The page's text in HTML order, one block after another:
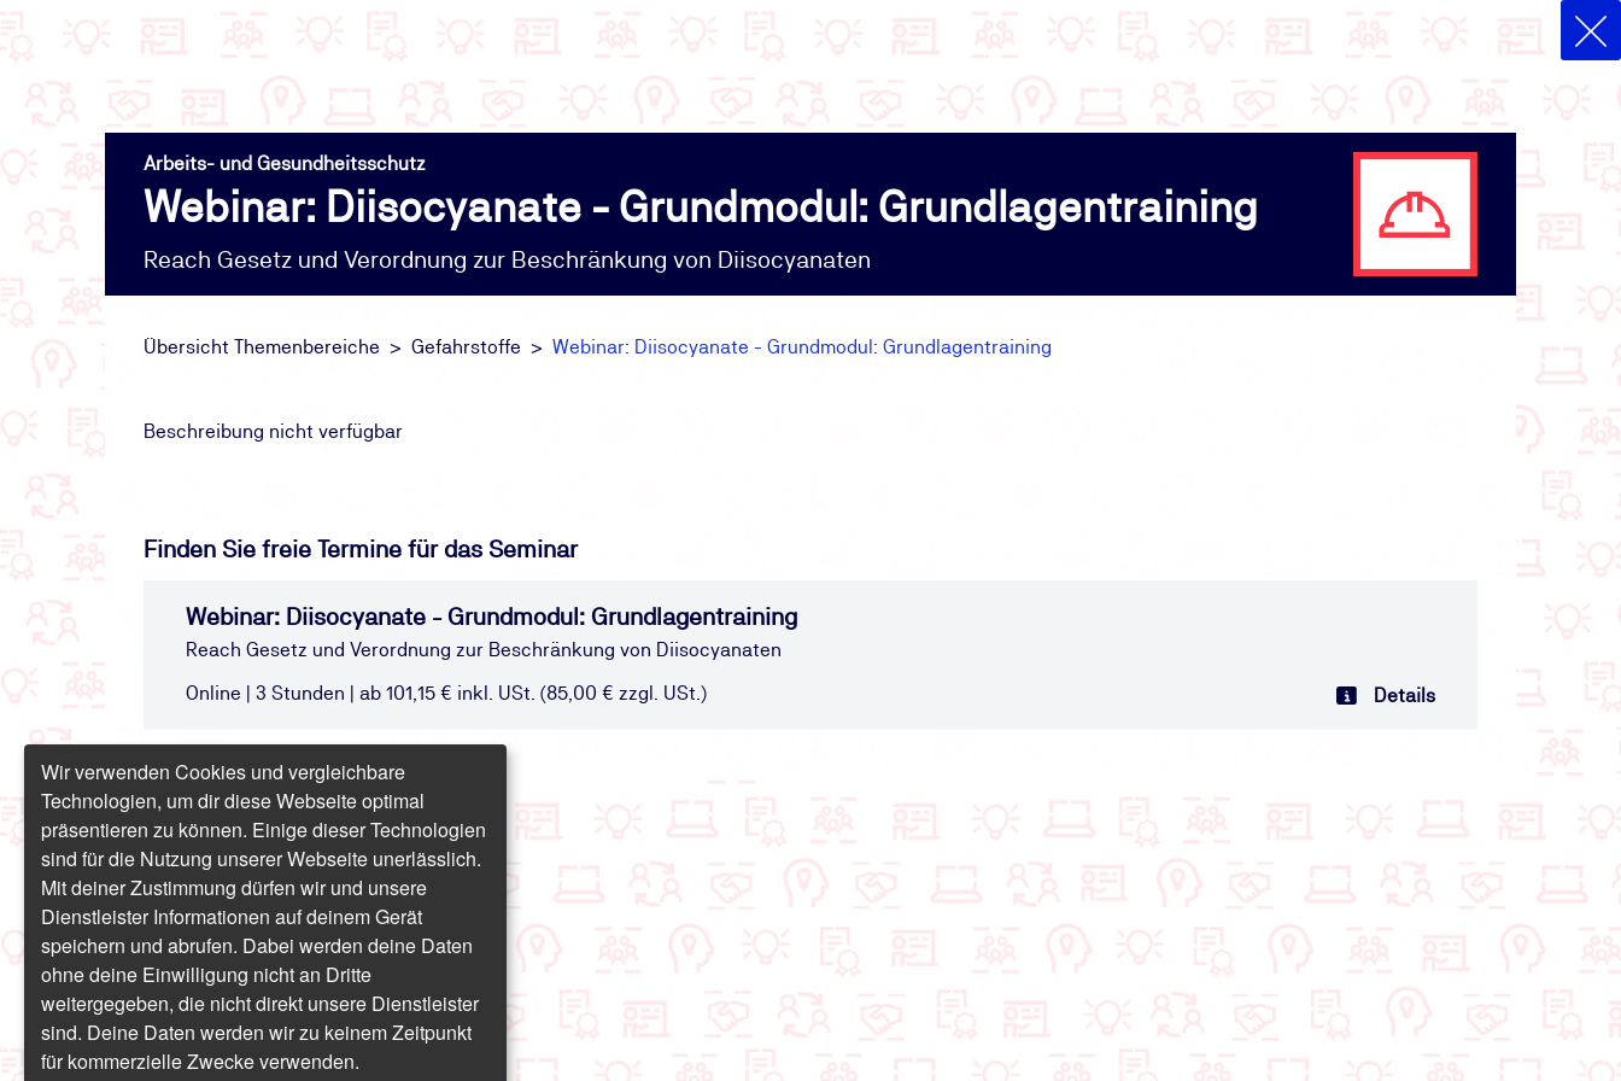
Arbeits- und Gesundheitsschutz
Webinar: Diisocyanate - Grundmodul: Grundlagentraining
Reach Gesetz und Verordnung zur Beschränkung von Diisocyanaten
Übersicht Themenbereiche Gefahrstoffe Webinar: Diisocyanate - Grundmodul: Grundlagentraining
Beschreibung nicht verfügbar
Finden Sie freie Termine für das Seminar
Webinar: Diisocyanate - Grundmodul: Grundlagentraining
Reach Gesetz und Verordnung zur Beschränkung von Diisocyanaten
Online | 3 Stunden | ab 101,15 € inkl. USt. (85,00 € zzgl. USt.) Details
Wir verwenden Cookies und vergleichbare
Technologien, um dir diese Webseite optimal
präsentieren zu können. Einige dieser Technologien
sind für die Nutzung unserer Webseite unerlässlich.
Mit deiner Zustimmung dürfen wir und unsere
Dienstleister Informationen auf deinem Gerät
speichern und abrufen. Dabei werden deine Daten
ohne deine Einwilligung nicht an Dritte
weitergegeben, die nicht direkt unsere Dienstleister
sind. Deine Daten werden wir zu keinem Zeitpunkt
für kommerzielle Zwecke verwenden.